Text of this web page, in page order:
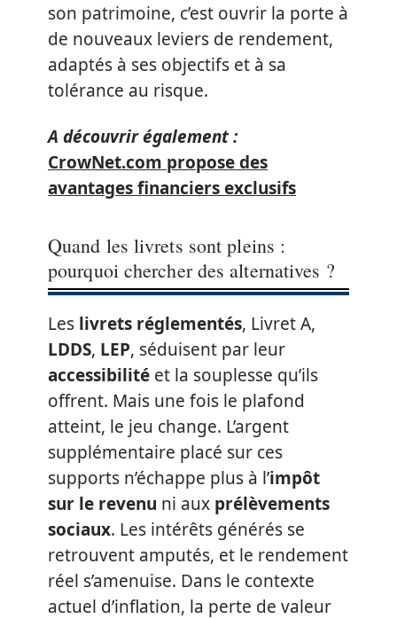
son patrimoine, c’est ouvrir la porte à
de nouveaux leviers de rendement,
adaptés à ses objectifs et à sa
tolérance au risque.
A découvrir également :
CrowNet.com propose des
avantages financiers exclusifs
Quand les livrets sont pleins :
pourquoi chercher des alternatives ?
Les livrets réglementés, Livret A,
LDDS, LEP, séduisent par leur
accessibilité et la souplesse qu’ils
offrent. Mais une fois le plafond
atteint, le jeu change. L’argent
supplémentaire placé sur ces
supports n’échappe plus à l’impôt
sur le revenu ni aux prélèvements
sociaux. Les intérêts générés se
retrouvent amputés, et le rendement
réel s’amenuise. Dans le contexte
actuel d’inflation, la perte de valeur